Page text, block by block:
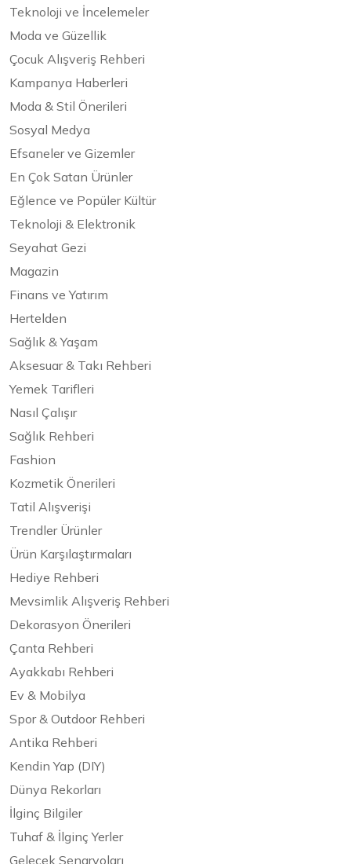
Teknoloji ve İncelemeler
Moda ve Güzellik
Çocuk Alışveriş Rehberi
Kampanya Haberleri
Moda & Stil Önerileri
Sosyal Medya
Efsaneler ve Gizemler
En Çok Satan Ürünler
Eğlence ve Popüler Kültür
Teknoloji & Elektronik
Seyahat Gezi
Magazin
Finans ve Yatırım
Hertelden
Sağlık & Yaşam
Aksesuar & Takı Rehberi
Yemek Tarifleri
Nasıl Çalışır
Sağlık Rehberi
Fashion
Kozmetik Önerileri
Tatil Alışverişi
Trendler Ürünler
Ürün Karşılaştırmaları
Hediye Rehberi
Mevsimlik Alışveriş Rehberi
Dekorasyon Önerileri
Çanta Rehberi
Ayakkabı Rehberi
Ev & Mobilya
Spor & Outdoor Rehberi
Antika Rehberi
Kendin Yap (DIY)
Dünya Rekorları
İlginç Bilgiler
Tuhaf & İlginç Yerler
Gelecek Senaryoları